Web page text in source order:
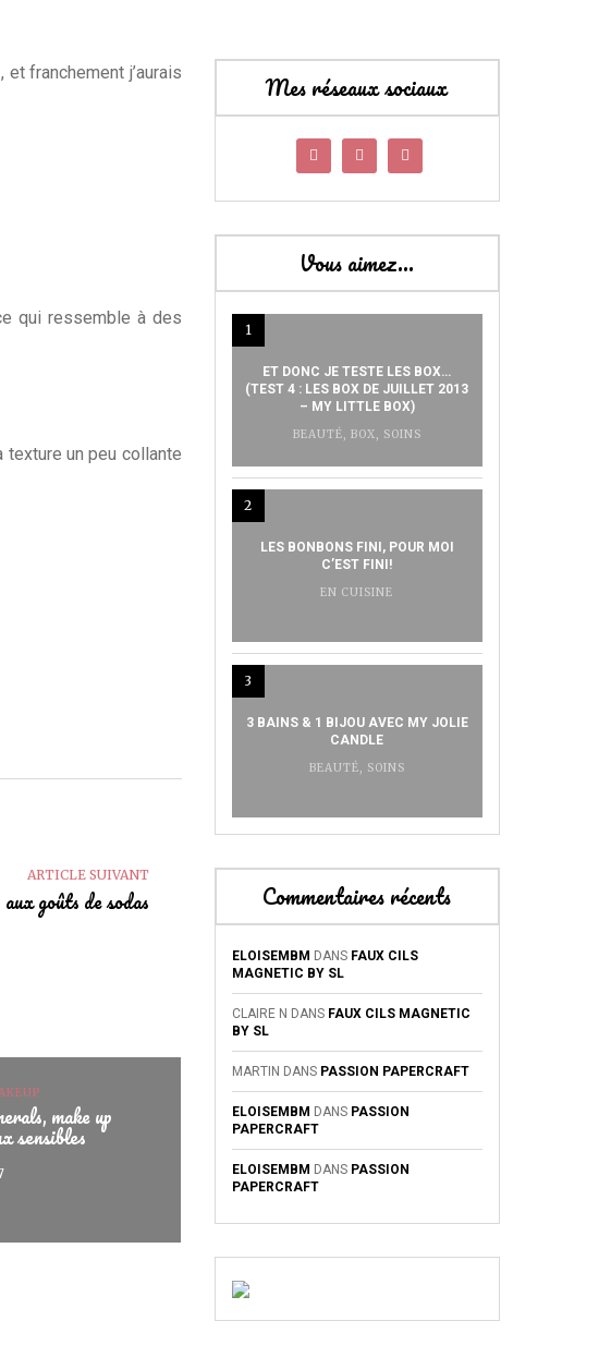
, et franchement j’aurais
qui ressemble à des
texture un peu collante
ARTICLE SUIVANT
goûts de sodas
make up
sensibles
Mes réseaux sociaux
Vous aimez…
1
ET DONC JE TESTE LES BOX…
(TEST 4 : LES BOX DE JUILLET 2013
– MY LITTLE BOX)
BEAUTÉ, BOX, SOINS
2
LES BONBONS FINI, POUR MOI
C’EST FINI!
EN CUISINE
3
3 BAINS & 1 BIJOU AVEC MY JOLIE
CANDLE
BEAUTÉ, SOINS
Commentaires récents
ELOISEMBM DANS FAUX CILS
MAGNETIC BY SL
CLAIRE N DANS FAUX CILS MAGNETIC
BY SL
MARTIN DANS PASSION PAPERCRAFT
ELOISEMBM DANS PASSION
PAPERCRAFT
ELOISEMBM DANS PASSION
PAPERCRAFT